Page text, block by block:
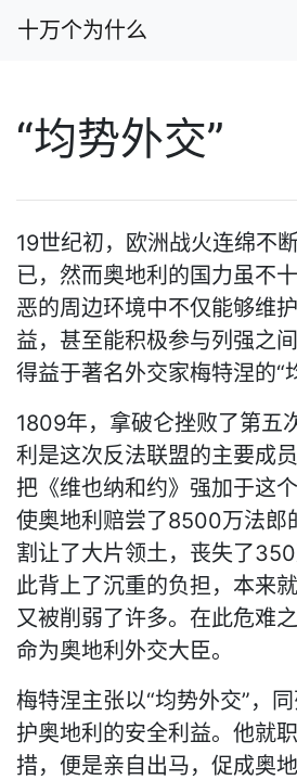
十万个为什么
“均势外交”
19世纪初，欧洲战火连绵不
已，然而奥地利的国力虽不
恶的周边环境中不仅能够维
益，甚至能积极参与列强之
得益于著名外交家梅特涅的“
1809年，拿破仑挫败了第五
利是这次反法联盟的主要成
把《维也纳和约》强加于这
使奥地利赔尝了8500万法郎
割让了大片领土，丧失了
此背上了沉重的负担，本来
又被削弱了许多。在此危难
命为奥地利外交大臣。
梅特涅主张以“均势外交”，
护奥地利的安全利益。他就
措，便是亲自出马，促成奥